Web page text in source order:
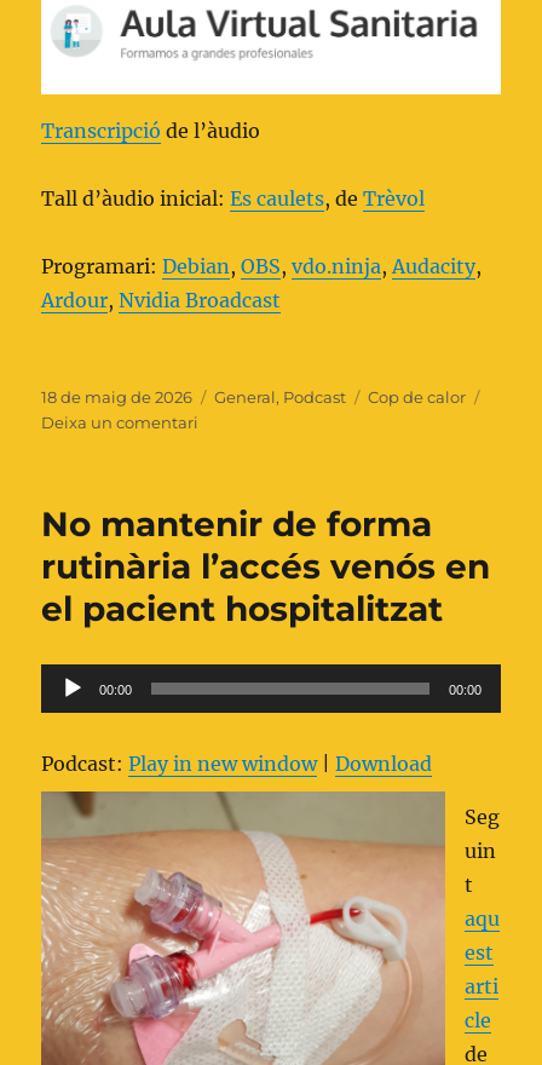
Transcripció de l’àudio
Tall d’àudio inicial:Es caulets, deTrèvol
Programari:Debian,OBS,vdo.ninja,Audacity,
Ardour,Nvidia Broadcast
Publicat
el
18 de maig de 2026 Categories
General, Podcast Etiquetes
Cop de calor
Deixa un comentari
del
Cop
de
Calor
No mantenir de forma
rutinària l’accés venós en
el pacient hospitalitzat
Reproductor
d'àudio
00:00 00:00
Podcast:Play in new window|Download
Seg
uin
t
aqu
est
arti
cle
de